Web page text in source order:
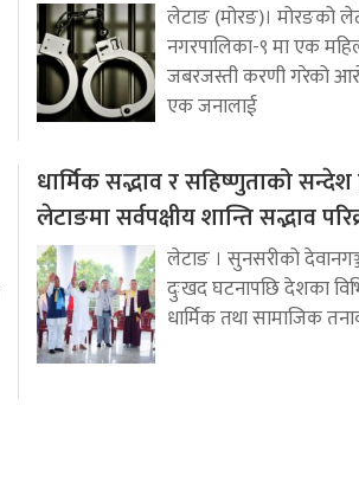
लेटाङ (मोरङ)। मोरङको
नगरपालिका-९ मा एक
जबरजस्ती करणी गरेको
एक जनालाई
धार्मिक सद्भाव र सहिष्णुताको सन्देश
लेटाङमा सर्वपक्षीय शान्ति सद्भाव
लेटाङ । सुनसरीको
दुःखद घटनापछि देशका
धार्मिक तथा सामाजिक